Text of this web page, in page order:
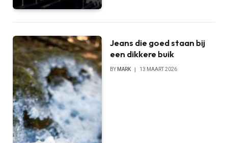
Jeans die goed staan bij
een dikkere buik
BY MARK 13 MAART 2026